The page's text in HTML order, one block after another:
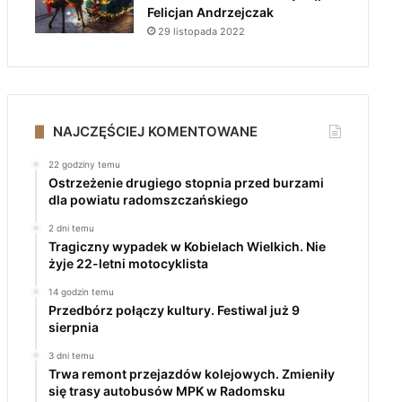
Felicjan Andrzejczak
29 listopada 2022
NAJCZĘŚCIEJ KOMENTOWANE
22 godziny temu
Ostrzeżenie drugiego stopnia przed burzami
dla powiatu radomszczańskiego
2 dni temu
Tragiczny wypadek w Kobielach Wielkich. Nie
żyje 22-letni motocyklista
14 godzin temu
Przedbórz połączy kultury. Festiwal już 9
sierpnia
3 dni temu
Trwa remont przejazdów kolejowych. Zmieniły
się trasy autobusów MPK w Radomsku